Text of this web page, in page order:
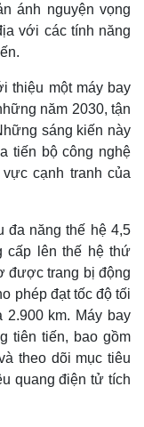
ánh nguyện vọng
với các tính năng
thiệu một máy bay
năm 2030, tận
sáng kiến ​​này
tiến bộ công nghệ
cạnh tranh của
đa năng thế hệ 4,5
cấp lên thế hệ thứ
được trang bị động
phép đạt tốc độ tối
km. Máy bay
tiên tiến, bao gồm
theo dõi mục tiêu
quang điện tử tích